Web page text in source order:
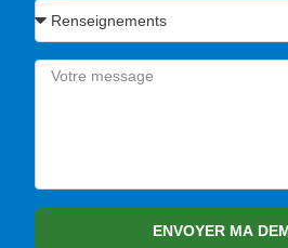
ENVOYER MA